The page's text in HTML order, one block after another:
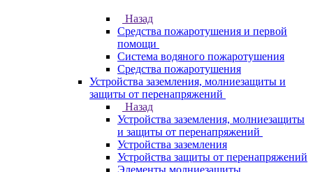
Назад
Средства пожаротушения и первой
помощи
Система водяного пожаротушения
Средства пожаротушения
Устройства заземления, молниезащиты и
защиты от перенапряжений
Назад
Устройства заземления, молниезащиты
и защиты от перенапряжений
Устройства заземления
Устройства защиты от перенапряжений
Элементы молниезащиты